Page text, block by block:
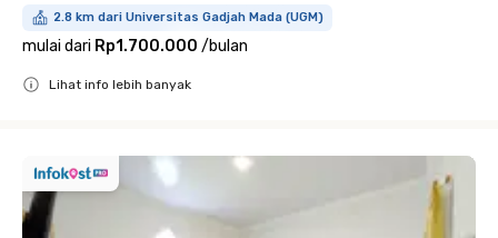
2.8 km dari Universitas Gadjah Mada (UGM)
mulai dari Rp1.700.000 /bulan
Lihat info lebih banyak